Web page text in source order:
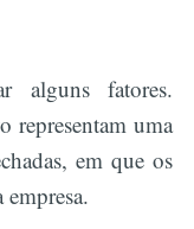
alguns fatores.
representam uma
em que os